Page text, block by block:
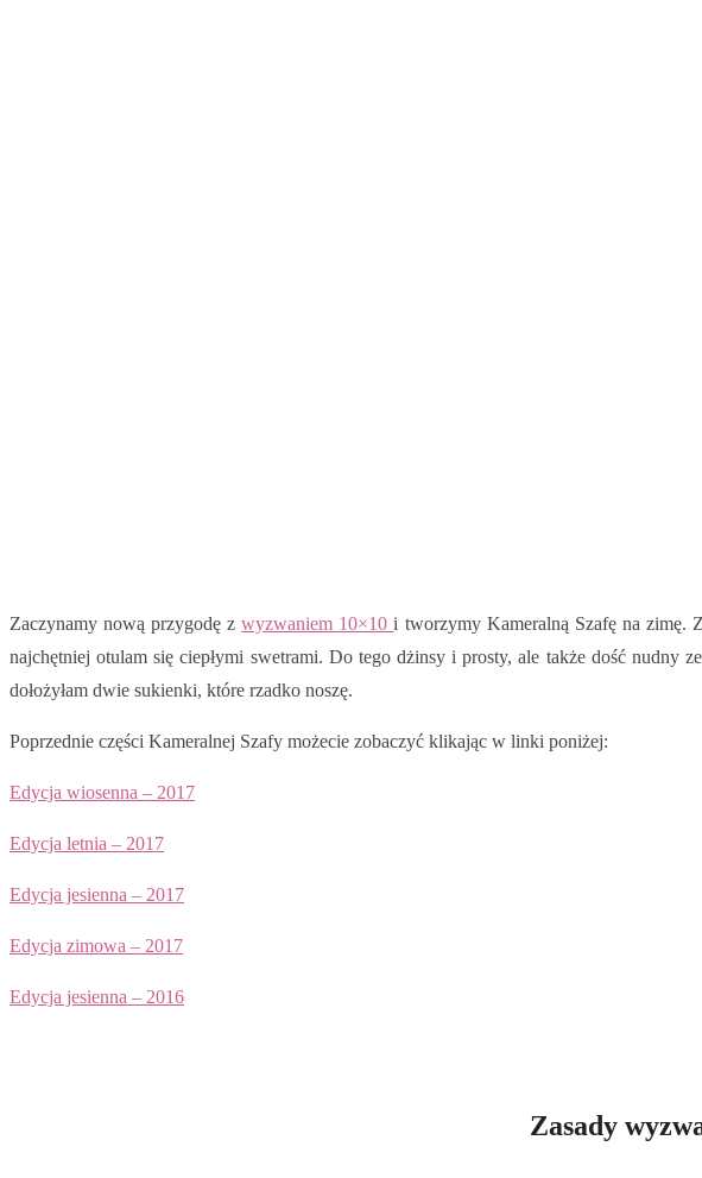
Zaczynamy nową przygodę zwyzwaniem 10×10i tworzymy Kameralną Szafę na zimę.
najchętniej otulam się ciepłymi swetrami. Do tego dżinsy i prosty, ale także dość nudny
dołożyłam dwie sukienki, które rzadko noszę.
Poprzednie części Kameralnej Szafy możecie zobaczyć klikając w linki poniżej:
Edycja wiosenna – 2017
Edycja letnia – 2017
Edycja jesienna – 2017
Edycja zimowa – 2017
Edycja jesienna – 2016
Zasady